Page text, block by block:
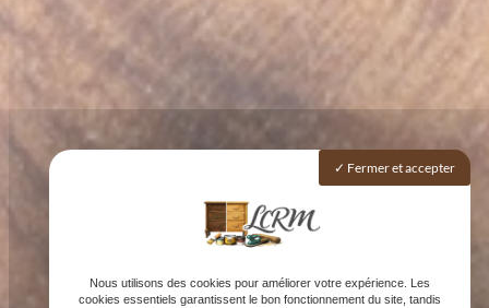
Fermer et accepter
Nous utilisons des cookies pour améliorer votre expérience. Les
cookies essentiels garantissent le bon fonctionnement du site, tandis